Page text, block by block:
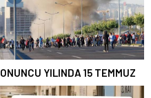
ONUNCU YILINDA 15 TEMMUZ